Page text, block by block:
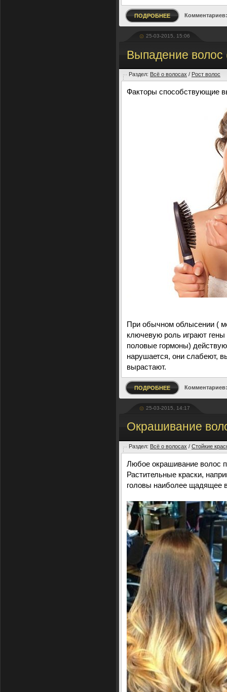
ПОДРОБНЕЕ
25-03-2015, 15:06
Выпадение
Раздел: Всё о волосах / Рост волос
Факторы способствующие
При обычном облысении (
ключевую роль играют
половые гормоны)
нарушается, они слабеют,
вырастают.
ПОДРОБНЕЕ
25-03-2015, 14:17
Окрашивание
Раздел: Всё о волосах / Стойкие
Любое окрашивание волос
Растительные краски,
головы наиболее щадящее